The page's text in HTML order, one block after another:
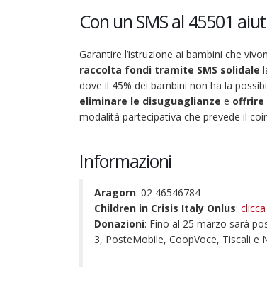
il
Mandiamoli
a
scuola”
Con un SMS al 45501
Garantire l’istruzione ai bambini che
raccolta fondi tramite SMS solidale
dove il 45% dei bambini non ha la
eliminare le disuguaglianze e offrire
modalità partecipativa che prevede il
Informazioni
Aragorn: 02 46546784
Children in Crisis Italy Onlus:
Donazioni: Fino al 25 marzo sarà
3, PosteMobile, CoopVoce, Tiscali e